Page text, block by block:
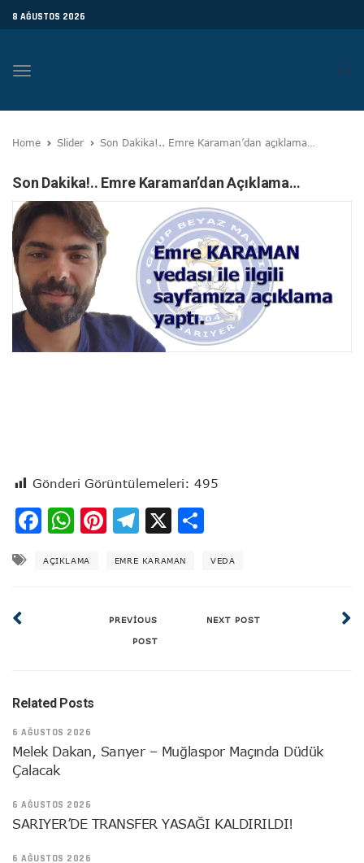
8 AĞUSTOS 2026
Toggle
Home Slider Son Dakika!.. Emre Karaman’dan açıklama…
Son Dakika!.. Emre Karaman’dan Açıklama…
Gönderi Görüntülemeleri: 495
Facebook
WhatsApp
Pinterest
Telegram
X
AÇIKLAMA EMRE KARAMAN VEDA
PREVIOUS
POST
NEXT POST
Related Posts
6 AĞUSTOS 2026
Melek Dakan, Sarıyer – Muğlaspor Maçında Düdük
Çalacak
6 AĞUSTOS 2026
SARIYER’DE TRANSFER YASAĞI KALDIRILDI!
6 AĞUSTOS 2026